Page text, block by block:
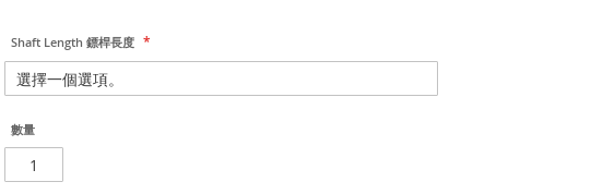
Shaft Length 鏢桿長度
數量